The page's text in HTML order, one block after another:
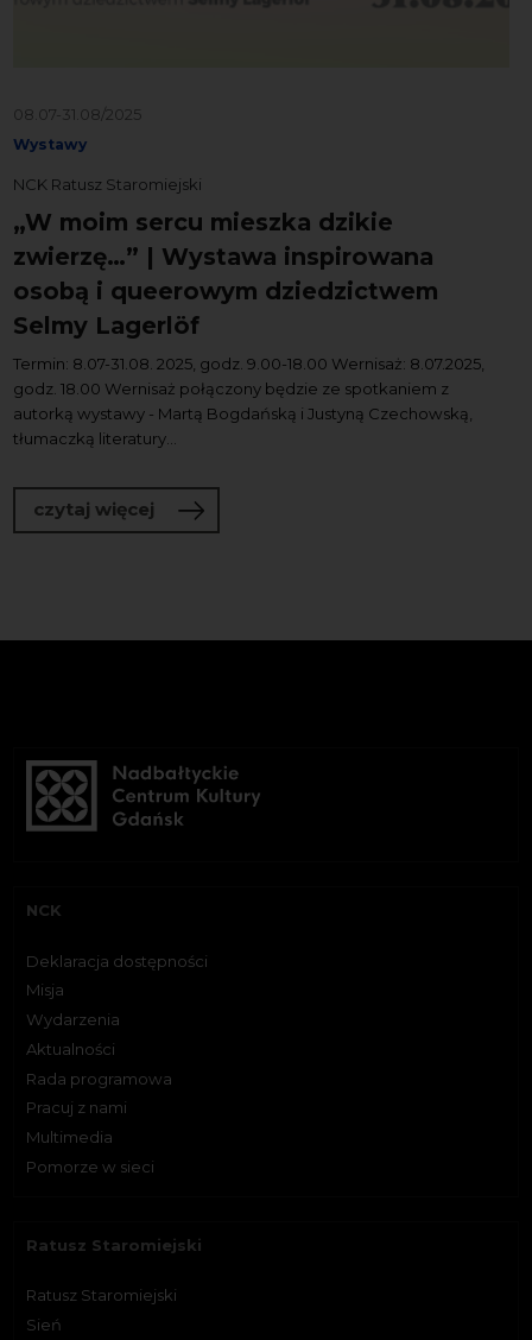
08.07-31.08/2025
Wystawy
NCK Ratusz Staromiejski
„W moim sercu mieszka dzikie
zwierzę…” | Wystawa inspirowana
osobą i queerowym dziedzictwem
Selmy Lagerlöf
Termin: 8.07-31.08. 2025, godz. 9.00-18.00 Wernisaż: 8.07.2025,
godz. 18.00 Wernisaż połączony będzie ze spotkaniem z
autorką wystawy - Martą Bogdańską i Justyną Czechowską,
tłumaczką literatury...
czytaj więcej o „W moim sercu mieszka dzikie
NCK
Deklaracja dostępności
Misja
Wydarzenia
Aktualności
Rada programowa
Pracuj z nami
Multimedia
Pomorze w sieci
Ratusz Staromiejski
Ratusz Staromiejski
Sień